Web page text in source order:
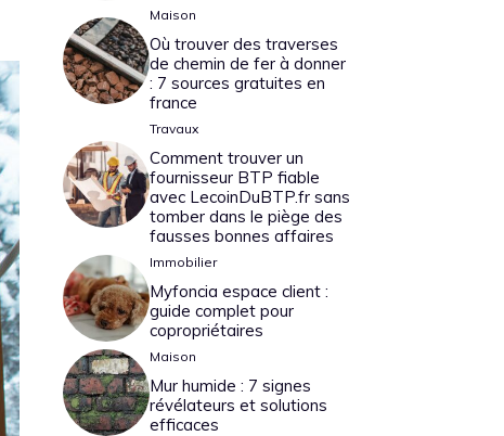
Maison
Où trouver des traverses
de chemin de fer à donner
: 7 sources gratuites en
france
Travaux
Comment trouver un
fournisseur BTP fiable
avec LecoinDuBTP.fr sans
tomber dans le piège des
fausses bonnes affaires
Immobilier
Myfoncia espace client :
guide complet pour
copropriétaires
Maison
Mur humide : 7 signes
révélateurs et solutions
efficaces